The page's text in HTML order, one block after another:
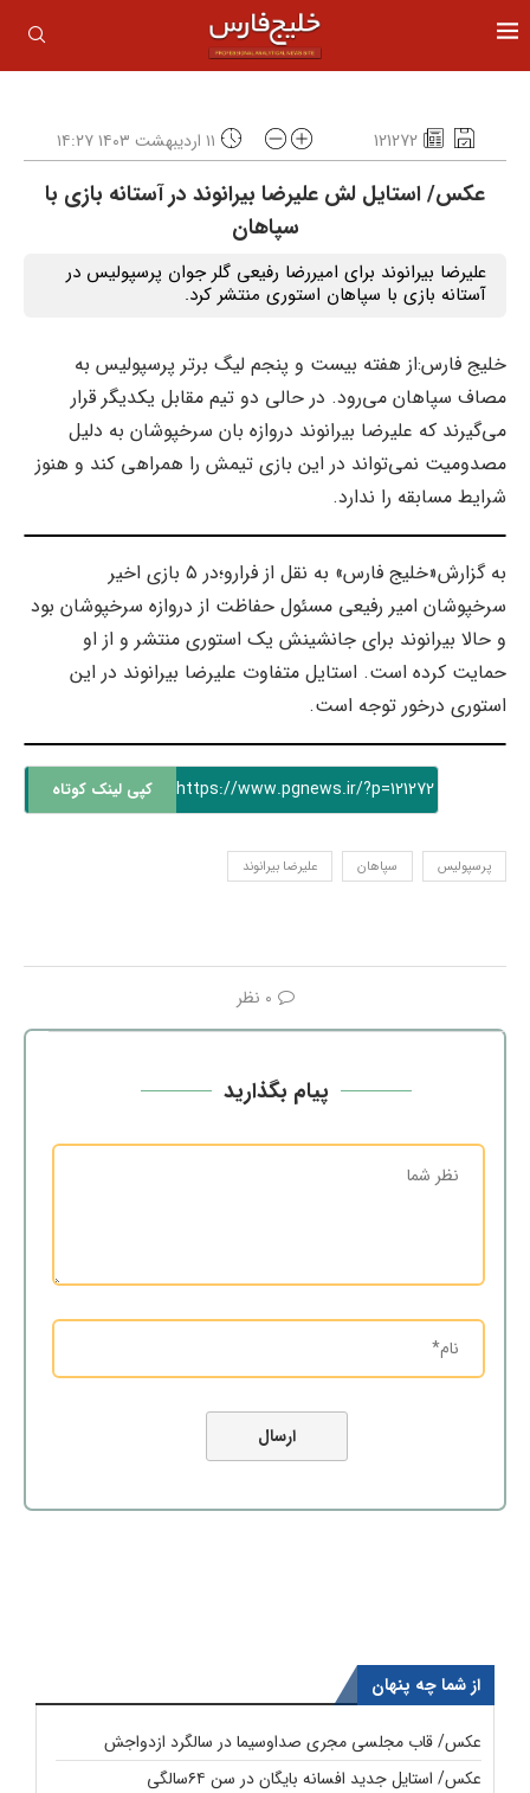
121272 ۱۱ اردیبهشت ۱۴۰۳ ۱۴:۲۷
عکس/ استایل لش علیرضا بیرانوند در آستانه بازی با
سپاهان
علیرضا بیرانوند برای امیررضا رفیعی گلر جوان پرسپولیس در
آستانه بازی با سپاهان استوری منتشر کرد.
خلیج فارس:از هفته بیست و پنجم لیگ برتر پرسپولیس به
مصاف سپاهان می‌رود. در حالی دو تیم مقابل یکدیگر قرار
می‌گیرند که علیرضا بیرانوند دروازه بان سرخپوشان به دلیل
مصدومیت نمی‌تواند در این بازی تیمش را همراهی کند و هنوز
شرایط مسابقه را ندارد.
به گزارش«خلیج فارس» به نقل از فرارو؛در ۵ بازی اخیر
سرخپوشان امیر رفیعی مسئول حفاظت از دروازه سرخپوشان بود
و حالا بیرانوند برای جانشینش یک استوری منتشر و از او
حمایت کرده است. استایل متفاوت علیرضا بیرانوند در این
استوری درخور توجه است.
https://www.pgnews.ir/?p=121272 کپی لینک کوتاه
پرسپولیس سپاهان علیرضا بیرانوند
0 نظر
پیام بگذارید
از شما چه پنهان
عکس/ قاب مجلسی مجری صداوسیما در سالگرد ازدواجش
عکس/ استایل جدید افسانه بایگان در سن ۶۴سالگی